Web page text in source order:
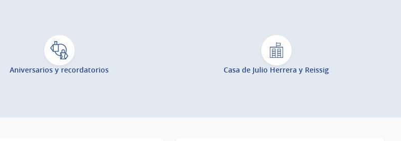
Aniversarios y recordatorios Casa de Julio Herrera y Reissig